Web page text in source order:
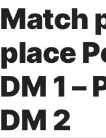
Match
place
DM 1 –
DM 2